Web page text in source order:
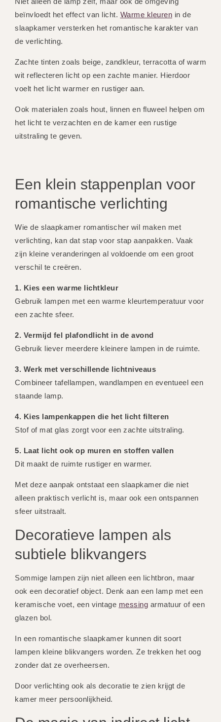
beïnvloedt het effect van licht. Warme kleuren in de
slaapkamer versterken het romantische karakter van
de verlichting.
Zachte tinten zoals beige, zandkleur, terracotta of warm
wit reflecteren licht op een zachte manier. Hierdoor
voelt het licht warmer en rustiger aan.
Ook materialen zoals hout, linnen en fluweel helpen om
het licht te verzachten en de kamer een rustige
uitstraling te geven.
Een klein stappenplan voor
romantische verlichting
Wie de slaapkamer romantischer wil maken met
verlichting, kan dat stap voor stap aanpakken. Vaak
zijn kleine veranderingen al voldoende om een groot
verschil te creëren.
1. Kies een warme lichtkleur
Gebruik lampen met een warme kleurtemperatuur voor
een zachte sfeer.
2. Vermijd fel plafondlicht in de avond
Gebruik liever meerdere kleinere lampen in de ruimte.
3. Werk met verschillende lichtniveaus
Combineer tafellampen, wandlampen en eventueel een
staande lamp.
4. Kies lampenkappen die het licht filteren
Stof of mat glas zorgt voor een zachte uitstraling.
5. Laat licht ook op muren en stoffen vallen
Dit maakt de ruimte rustiger en warmer.
Met deze aanpak ontstaat een slaapkamer die niet
alleen praktisch verlicht is, maar ook een ontspannen
sfeer uitstraalt.
Decoratieve lampen als
subtiele blikvangers
Sommige lampen zijn niet alleen een lichtbron, maar
ook een decoratief object. Denk aan een lamp met een
keramische voet, een vintage messing armatuur of een
glazen bol.
In een romantische slaapkamer kunnen dit soort
lampen kleine blikvangers worden. Ze trekken het oog
zonder dat ze overheersen.
Door verlichting ook als decoratie te zien krijgt de
kamer meer persoonlijkheid.